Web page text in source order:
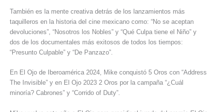
También es la mente creativa detrás de los lanzamientos más
taquilleros en la historia del cine mexicano como: “No se aceptan
devoluciones”, “Nosotros los Nobles” y “Qué Culpa tiene el Niño” y
dos de los documentales más exitosos de todos los tiempos:
“Presunto Culpable” y “De Panzazo”.
En El Ojo de Iberoamérica 2024, Mike conquistó 5 Oros con “Address
The Invisible” y en El Ojo 2023 2 Oros por la campaña “¿Cuál
minoría? Cabrones” y “Corrido of Duty”.